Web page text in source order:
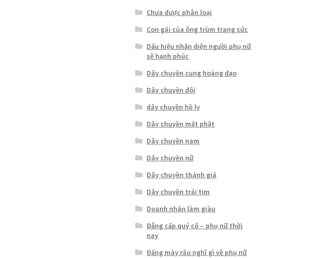
Chưa được phân loại
Con gái của ông trùm trang sức
Dấu hiệu nhận diện người phụ nữ
sẽ hạnh phúc
Dây chuyền cung hoàng đạo
Dây chuyền đôi
dây chuyền hồ ly
Dây chuyền mặt phật
Dây chuyền nam
Dây chuyền nữ
Dây chuyền thánh giá
Dây chuyền trái tim
Doanh nhân làm giàu
Đẳng cấp quý cô – phụ nữ thời
nay
Đấng mày râu nghĩ gì về phụ nữ